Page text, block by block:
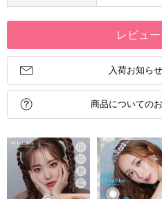
レビュー
入荷お知ら
商品についての